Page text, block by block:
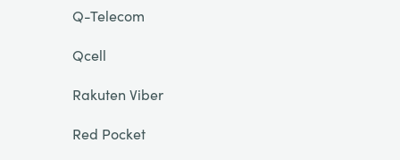
Q-Telecom
Qcell
Rakuten Viber
Red Pocket